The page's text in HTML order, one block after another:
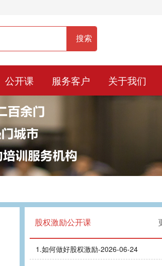
服务热线：400-
公开课 服务客户 关于我们
股权激励公开课
1.如何做好股权激励-2026-06-24